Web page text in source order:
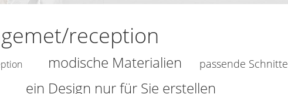
reception
modische Materialien passende Schnitte
ein Design nur für Sie erstellen